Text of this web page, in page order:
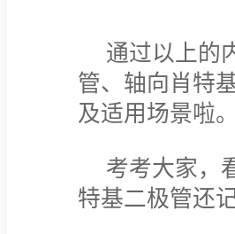
通过以上的
管、轴向肖特
及适用场景啦。
考考大家，
特基二极管还